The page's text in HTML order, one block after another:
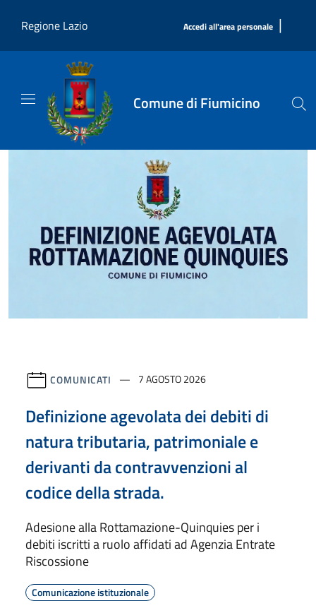
Regione Lazio
Accedi all'area personale |
Comune di Fiumicino
COMUNICATI 7 AGOSTO 2026
Definizione agevolata dei debiti di
natura tributaria, patrimoniale e
derivanti da contravvenzioni al
codice della strada.
Adesione alla Rottamazione-Quinquies per i
debiti iscritti a ruolo affidati ad Agenzia Entrate
Riscossione
Comunicazione istituzionale